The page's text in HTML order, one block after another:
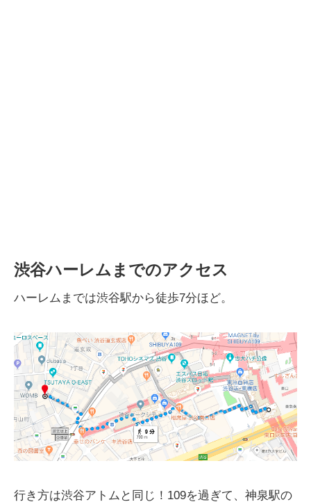
渋谷ハーレムまでのアクセス
ハーレムまでは渋谷駅から徒歩7分ほど。
行き方は渋谷アトムと同じ！109を過ぎて、神泉駅の